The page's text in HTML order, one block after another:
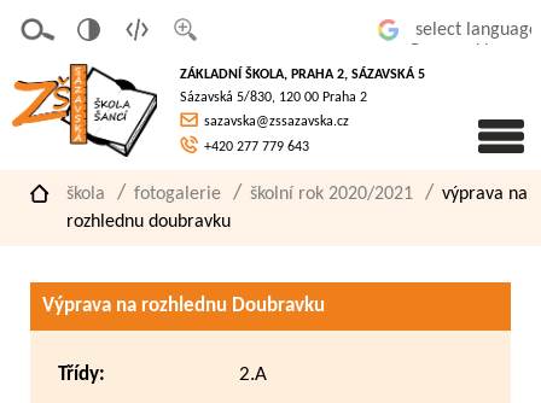
písmo
á
verze
pro
slaboz
raké
ZÁKLADNÍ ŠKOLA, PRAHA 2, SÁZAVSKÁ 5
Sázavská 5/830, 120 00 Praha 2
sazavska@zssazavska.cz
+420 277 779 643
škola fotogalerie školní rok 2020/2021
výprava na
rozhlednu doubravku
Výprava na rozhlednu Doubravku
Třídy: 2.A